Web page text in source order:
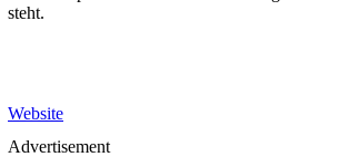
steht.
Website
Advertisement